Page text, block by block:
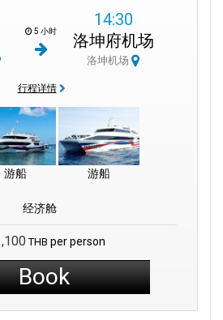
5 小时
14:30
洛坤府机场
洛坤机场
行程详情
游船 游船
经济舱
THB per person
Book